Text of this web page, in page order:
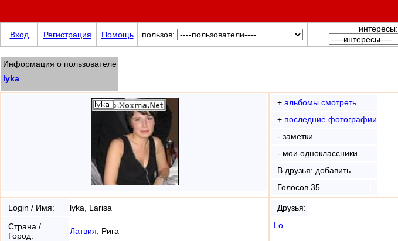
Вход Регистрация Помощь пользов:
интересы:
Информация о пользователе
lyka
+ альбомы смотреть
+ последние фотографии
- заметки
- мои одноклассники
В друзья: добавить
Голосов 35
Login / Имя:
lyka, Larisa
Страна /
Город:
Латвия , Рига
Друзья:
Lo